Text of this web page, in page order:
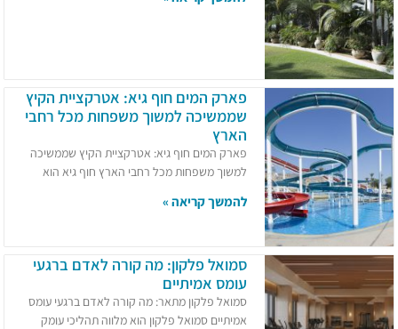
פארק המים חוף גיא: אטרקציית הקיץ
שממשיכה למשוך משפחות מכל רחבי
הארץ
פארק המים חוף גיא: אטרקציית הקיץ שממשיכה
למשוך משפחות מכל רחבי הארץ חוף גיא הוא
להמשך קריאה »
סמואל פלקון: מה קורה לאדם ברגעי
עומס אמיתיים
סמואל פלקון מתאר: מה קורה לאדם ברגעי עומס
אמיתיים סמואל פלקון הוא מלווה תהליכי עומק